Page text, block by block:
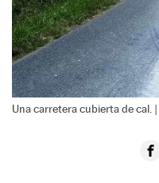
Una carretera cubierta de cal. |